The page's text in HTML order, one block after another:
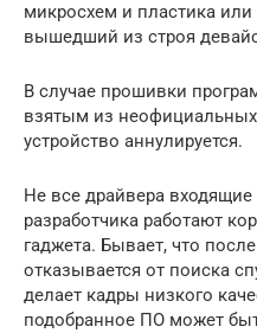
микросхем и пластика
вышедший из строя
В случае прошивки
взятым из неофициальных
устройство аннулируется.
Не все драйвера
разработчика работают
гаджета. Бывает, что
отказывается от поиска
делает кадры низкого
подобранное ПО может